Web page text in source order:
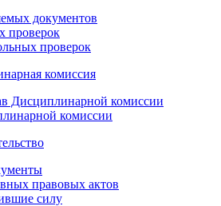
документов
проверок
проверок
комиссия
Дисциплинарной комиссии
комиссии
правовых актов
силу